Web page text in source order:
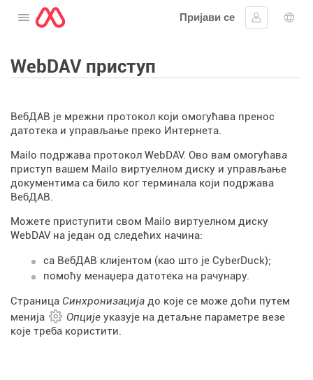
Отворите мени
Пријави се
Пријавите
WebDAV приступ
ВебДАВ је мрежни протокол који омогућава пренос
датотека и управљање преко Интернета.
Mailo подржава протокол WebDAV. Ово вам омогућава
приступ вашем Mailo виртуелном диску и управљање
документима са било ког терминала који подржава
ВебДАВ.
Можете приступити свом Mailo виртуелном диску
WebDAV на један од следећих начина:
са ВебДАВ клијентом (као што је CyberDuck);
помоћу менаџера датотека на рачунару.
Страница Синхронизација до које се може доћи путем
менија
Опције указује на детаљне параметре везе
које треба користити.